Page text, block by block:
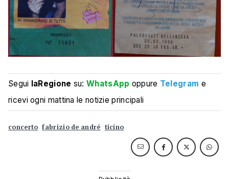
Segui laRegione su:WhatsApp oppure Telegram e
ricevi ogni mattina le notizie principali
concerto fabrizio de andré ticino